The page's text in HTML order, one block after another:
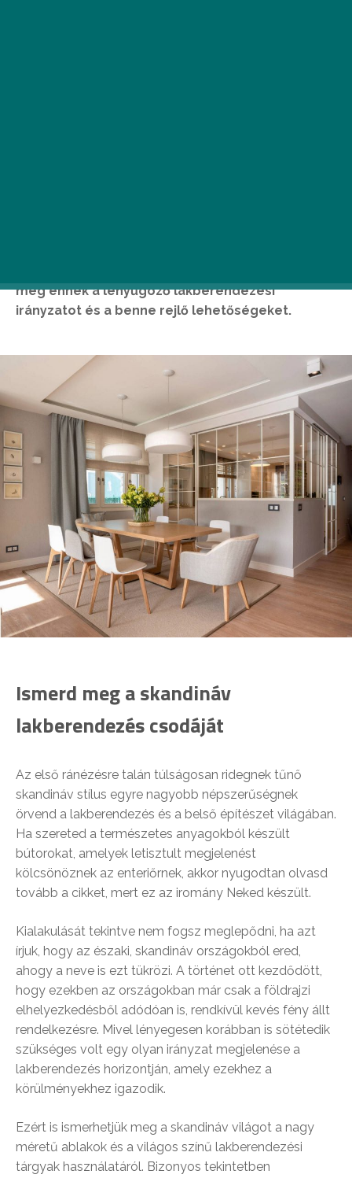
meg ennek a lenyűgöző lakberendezési
irányzatot és a benne rejlő lehetőségeket.
Ismerd meg a skandináv
lakberendezés csodáját
Az első ránézésre talán túlságosan ridegnek tűnő
skandináv stílus egyre nagyobb népszerűségnek
örvend a lakberendezés és a belső építészet világában.
Ha szereted a természetes anyagokból készült
bútorokat, amelyek letisztult megjelenést
kölcsönöznek az enteriőrnek, akkor nyugodtan olvasd
tovább a cikket, mert ez az iromány Neked készült.
Kialakulását tekintve nem fogsz meglepődni, ha azt
írjuk, hogy az északi, skandináv országokból ered,
ahogy a neve is ezt tükrözi. A történet ott kezdődött,
hogy ezekben az országokban már csak a földrajzi
elhelyezkedésből adódóan is, rendkívül kevés fény állt
rendelkezésre. Mivel lényegesen korábban is sötétedik
szükséges volt egy olyan irányzat megjelenése a
lakberendezés horizontján, amely ezekhez a
körülményekhez igazodik.
Ezért is ismerhetjük meg a skandináv világot a nagy
méretű ablakok és a világos színű lakberendezési
tárgyak használatáról. Bizonyos tekintetben